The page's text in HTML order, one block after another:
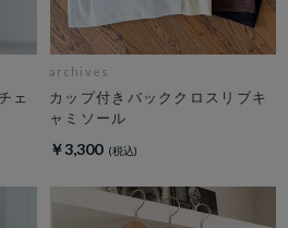
ェ
archives
カップ付きバッククロスリブキ
ャミソール
￥3,300